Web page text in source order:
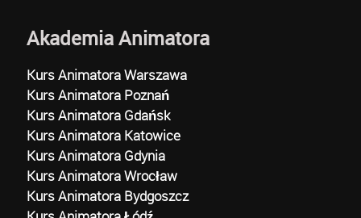
Akademia Animatora
Kurs Animatora Warszawa
Kurs Animatora Poznań
Kurs Animatora Gdańsk
Kurs Animatora Katowice
Kurs Animatora Gdynia
Kurs Animatora Wrocław
Kurs Animatora Bydgoszcz